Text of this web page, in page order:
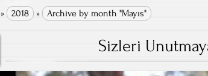
» 2018 » Archive by month "Mayıs"
Sizleri